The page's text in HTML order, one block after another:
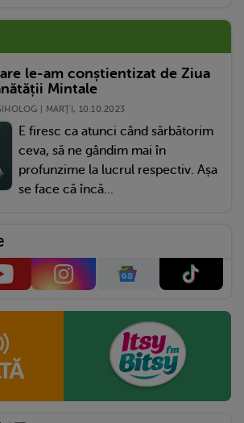
le-am conștientizat de Ziua
Mintale
| MARŢI, 10.10.2023
E firesc ca atunci când sărbătorim
ceva, să ne gândim mai în
profunzime la lucrul respectiv. Așa
se face că încă...